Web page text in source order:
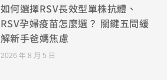
如何選擇RSV長效型單株抗體、
RSV孕婦疫苗怎麼選？ 關鍵五問緩
解新手爸媽焦慮
2026 年 8 月 5 日